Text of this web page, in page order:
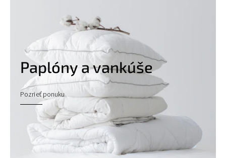
Paplóny a vankúše
Pozrieť ponuku